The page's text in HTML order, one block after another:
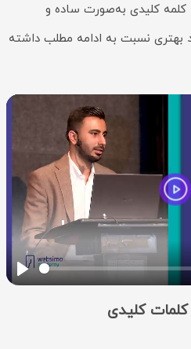
کلمه کلیدی به‌صورت ساده و
بهتری نسبت به ادامه مطلب داشته
Play
کلیدی